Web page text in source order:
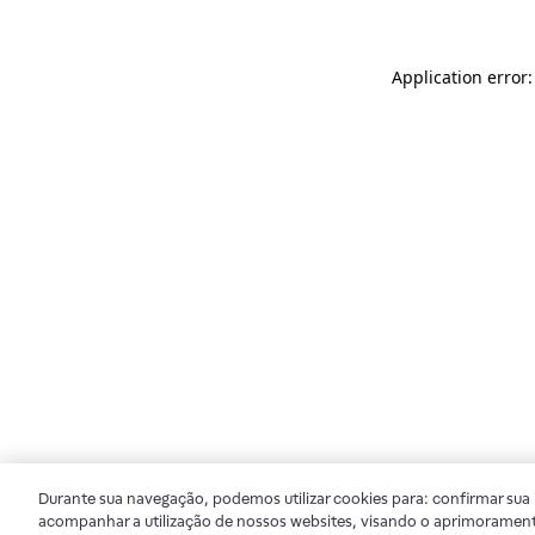
Application
Durante sua navegação, podemos utilizar cookies para: confirmar
acompanhar a utilização de nossos websites, visando o